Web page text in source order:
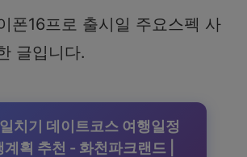
폰16프로 출시일 주요스펙 사
글입니다.
치기 데이트코스 여행일정
계획 추천 - 화천파크랜드 |